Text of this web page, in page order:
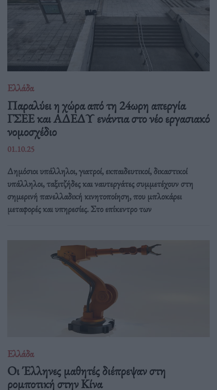
Ελλάδα
Παραλύει η χώρα από τη 24ωρη απεργία
ΓΣΕΕ και ΑΔΕΔΥ ενάντια στο νέο εργασιακό
νομοσχέδιο
01.10.25
Δημόσιοι υπάλληλοι, γιατροί, εκπαιδευτικοί, δικαστικοί
υπάλληλοι, ταξιτζήδες και ναυτεργάτες συμμετέχουν στη
σημερινή πανελλαδική κινητοποίηση, που μπλοκάρει
μεταφορές και υπηρεσίες. Στο επίκεντρο των
Ελλάδα
Οι Έλληνες μαθητές διέπρεψαν στη
ρομποτική στην Κίνα